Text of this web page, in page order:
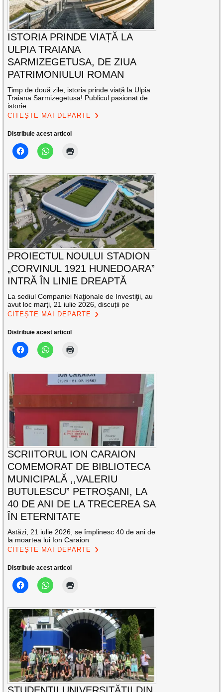
ISTORIA PRINDE VIAȚĂ LA
ULPIA TRAIANA
SARMIZEGETUSA, DE ZIUA
PATRIMONIULUI ROMAN
Timp de două zile, istoria prinde viață la Ulpia
Traiana Sarmizegetusa! Publicul pasionat de
istorie
CITEȘTE MAI DEPARTE
Distribuie acest articol
PROIECTUL NOULUI STADION
„CORVINUL 1921 HUNEDOARA”
INTRĂ ÎN LINIE DREAPTĂ
La sediul Companiei Naţionale de Investiţii, au
avut loc marți, 21 iulie 2026, discuții pe
CITEȘTE MAI DEPARTE
Distribuie acest articol
SCRIITORUL ION CARAION
COMEMORAT DE BIBLIOTECA
MUNICIPALĂ ,,VALERIU
BUTULESCU” PETROȘANI, LA
40 DE ANI DE LA TRECEREA SA
ÎN ETERNITATE
Astăzi, 21 iulie 2026, se împlinesc 40 de ani de
la moartea lui Ion Caraion
CITEȘTE MAI DEPARTE
Distribuie acest articol